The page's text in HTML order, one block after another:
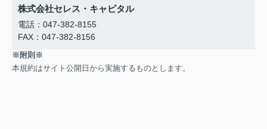
株式会社セレス・キャピタル
電話：047-382-8155
FAX：047-382-8156
※附則※
本規約はサイト公開日から実施するものとします。